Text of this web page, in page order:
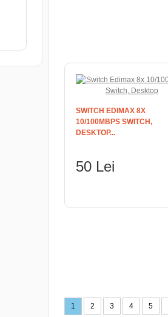
SWITCH EDIMAX 8X
10/100MBPS SWITCH,
DESKTOP...
50 Lei
1 2 3 4 5